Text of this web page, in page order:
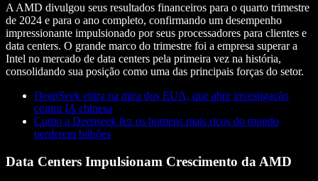
A AMD divulgou seus resultados financeiros para o quarto trimestre
de 2024 e para o ano completo, confirmando um desempenho
impressionante impulsionado por seus processadores para clientes e
data centers. O grande marco do trimestre foi a empresa superar a
Intel no mercado de data centers pela primeira vez na história,
consolidando sua posição como uma das principais forças do setor.
DeepSeek entra na mira dos EUA, que abre investigação
contra IA chinesa
Como a Deepseek fez os homens mais ricos do mundo
perderem bilhões
Data Centers Impulsionam Crescimento da AMD